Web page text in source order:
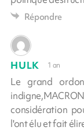
Répondre
HULK 1 an
Le grand
considération
l'ont élu et fait